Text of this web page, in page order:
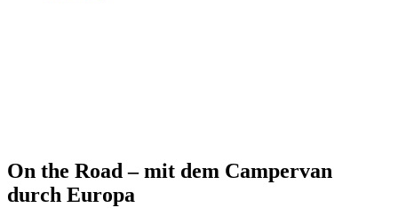
On the Road – mit dem Campervan
durch Europa